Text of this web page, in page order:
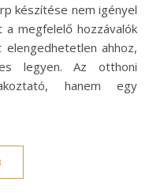
készítése nem igényel
megfelelő hozzávalók
ahhoz,
legyen. Az otthoni
hanem egy